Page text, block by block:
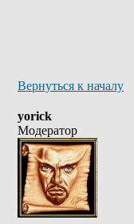
Вернуться к началу
yorick
Модератор